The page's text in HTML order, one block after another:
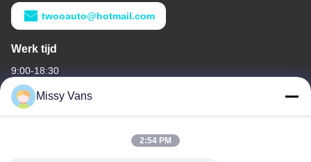
twooauto@hotmail.com
Werk tijd
9:00-18:30
Ons adres
No 8028, Jincheng Industrial Center, South Lixin Rd, Fuyong
Missy Vans
2:54 PM